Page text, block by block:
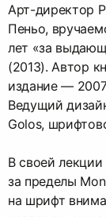
Арт-директор
Пеньо,
лет «за
(2013). Автор
издание —
Ведущий
Golos,
В своей
за пределы
на шрифт